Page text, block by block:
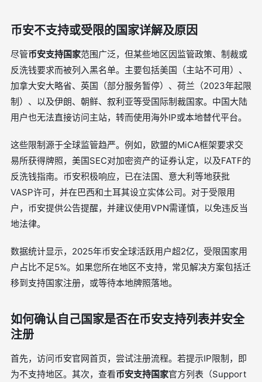
币安不支持或受限的国家详解及原因
尽管币安支持国家范围广泛，但某些地区因监管政策、制裁或
反洗钱要求而被列入黑名单。主要包括美国（主站不可用）、
加拿大安大略省、英国（部分服务暂停）、荷兰（2023年起限
制）、以及伊朗、朝鲜、叙利亚等受国际制裁国家。中国大陆
用户也无法直接访问主站，转而使用海外IP或本地替代平台。
这些限制源于全球监管趋严。例如，欧盟的MiCA框架要求交
易所获得牌照，美国SEC对加密资产的证券认定，以及FATF的
反洗钱指南。币安积极响应，已在法国、意大利等地获批
VASP许可，并在巴西和土耳其设立实体公司。对于受限用
户，币安提供公告提醒，并建议使用VPN需谨慎，以免违反当
地法律。
数据统计显示，2025年币安全球活跃用户超2亿，受限国家用
户占比不足5%。如果您所在地区不支持，常见解决方案包括迁
移到支持国家注册，或等待本地牌照落地。
如何确认自己国家是否在币安支持列表并安全
注册
首先，访问币安官网首页，尝试注册流程。若提示IP限制，即
为不支持地区。其次，查看币安支持国家官方列表（Support